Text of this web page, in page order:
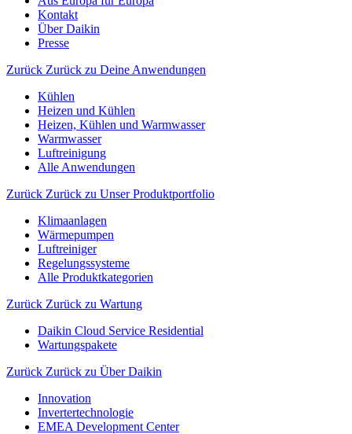
Kontakt
Über Daikin
Presse
Zurück Zurück zu Deine Anwendungen
Kühlen
Heizen und Kühlen
Heizen, Kühlen und Warmwasser
Warmwasser
Luftreinigung
Alle Anwendungen
Zurück Zurück zu Unser Produktportfolio
Klimaanlagen
Wärmepumpen
Luftreiniger
Regelungssysteme
Alle Produktkategorien
Zurück Zurück zu Wartung
Daikin Cloud Service Residential
Wartungspakete
Zurück Zurück zu Über Daikin
Innovation
Invertertechnologie
EMEA Development Center